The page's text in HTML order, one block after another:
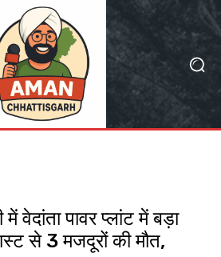
वेदांता पावर प्लांट में बड़ा
से 3 मजदूरों की मौत,